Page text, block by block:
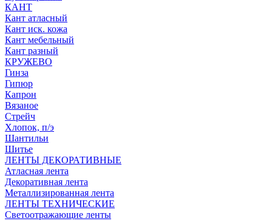
КАНТ
Кант атласный
Кант иск. кожа
Кант мебельный
Кант разный
КРУЖЕВО
Гинза
Гипюр
Капрон
Вязаное
Стрейч
Хлопок, п/э
Шантильи
Шитье
ЛЕНТЫ ДЕКОРАТИВНЫЕ
Атласная лента
Декоративная лента
Металлизированная лента
ЛЕНТЫ ТЕХНИЧЕСКИЕ
Светоотражающие ленты